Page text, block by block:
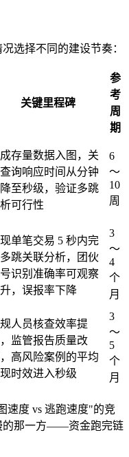
选择不同的建设节奏：
关键里程碑
参
考
周
期
存量数据入图，关
询响应时间从分钟
至秒级，验证多跳
可行性
6
～
10
周
单笔交易 5 秒内完
跳关联分析，团伙
识别准确率可观察
，误报率下降
3
～
4
个
月
人员核查效率提
监管报告质量改
高风险案例的平均
时效进入秒级
3
～
5
个
月
速度 vs 逃跑速度"的竞
的那一方——资金跑完链